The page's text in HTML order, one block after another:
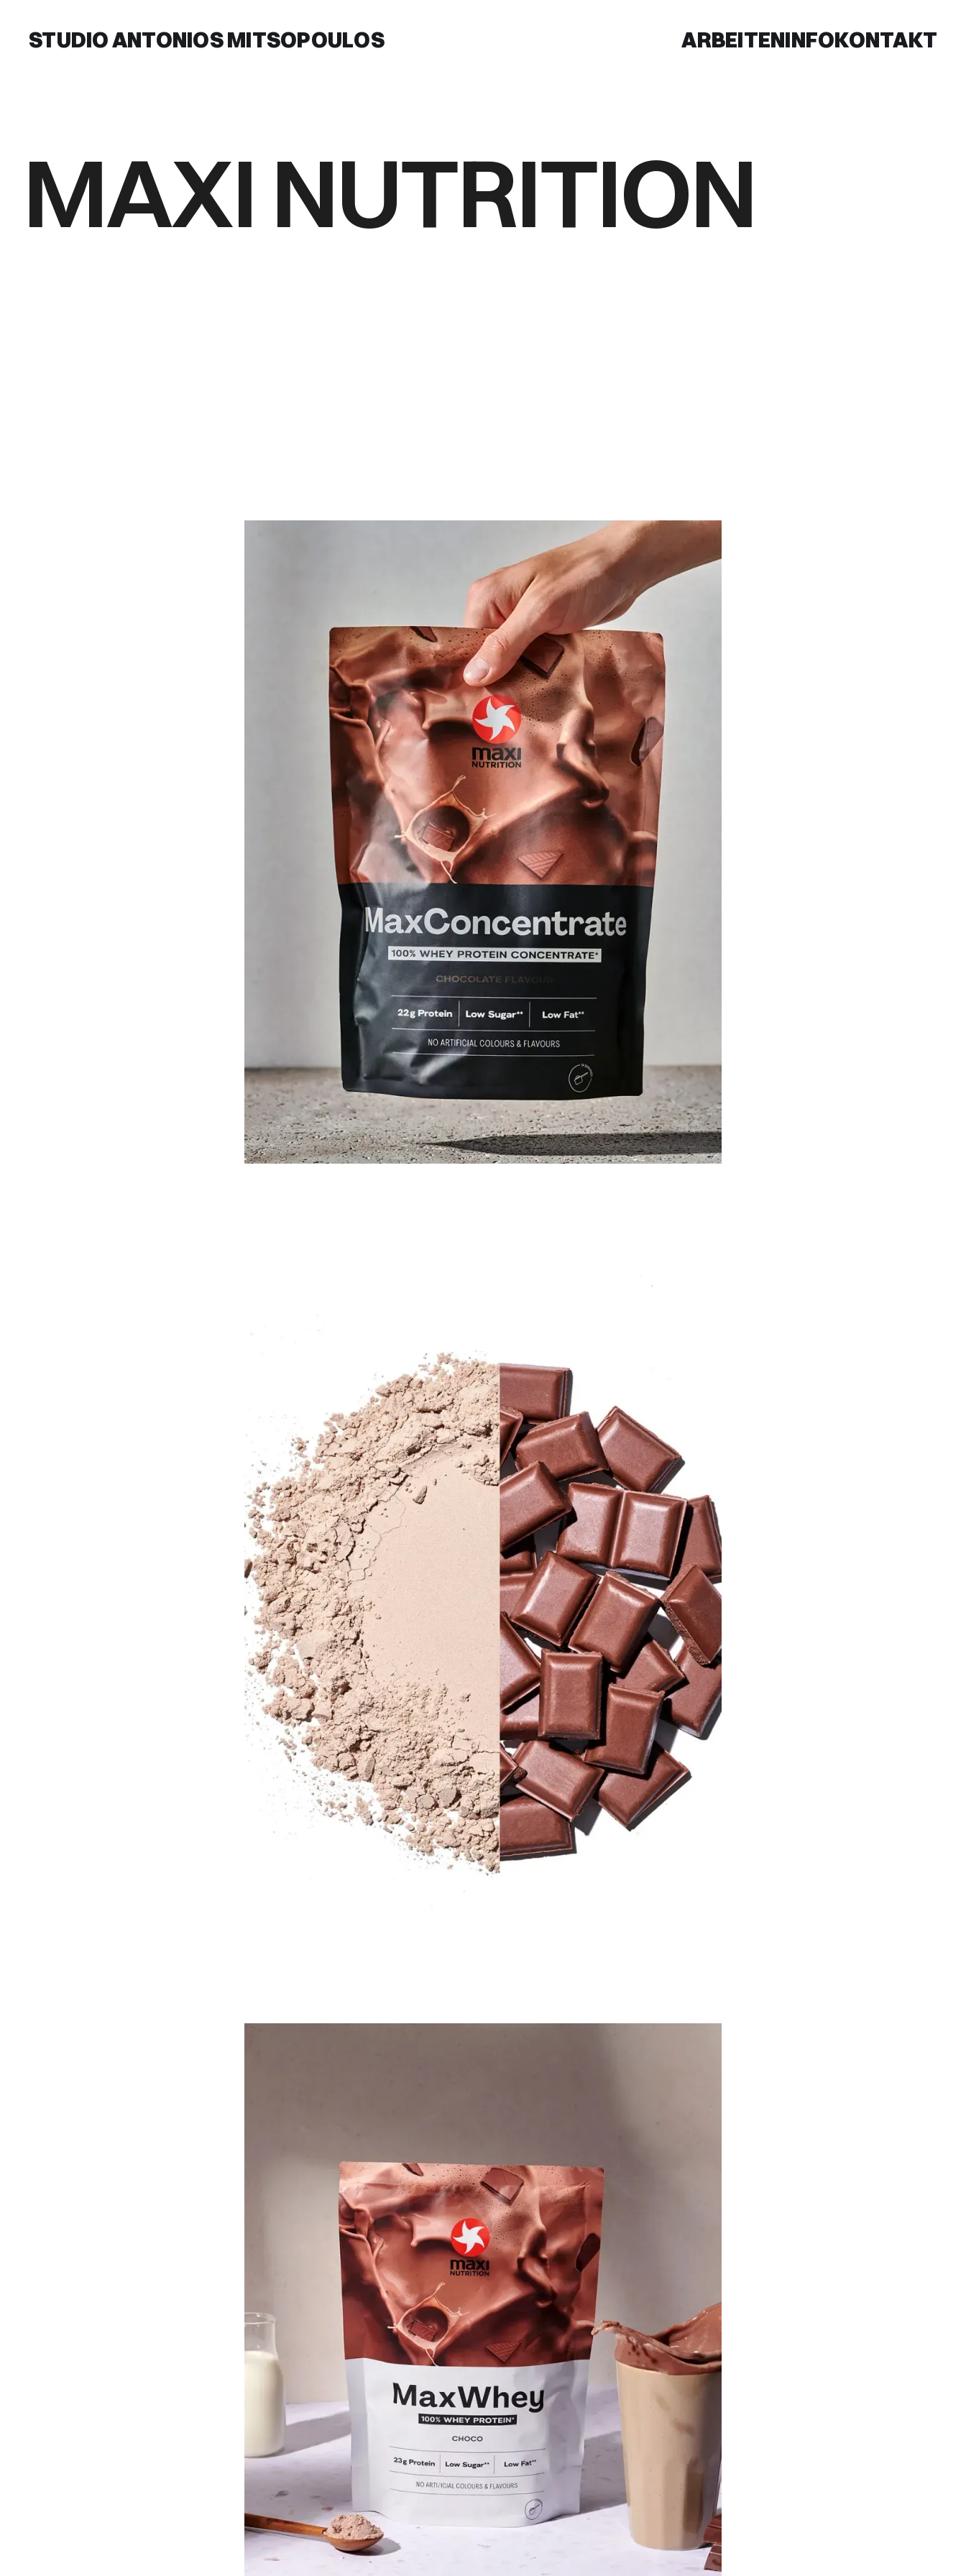
STUDIO ANTONIOS MITSOPOULOS ARBEITENINFOKONTAKT
MAXI NUTRITION